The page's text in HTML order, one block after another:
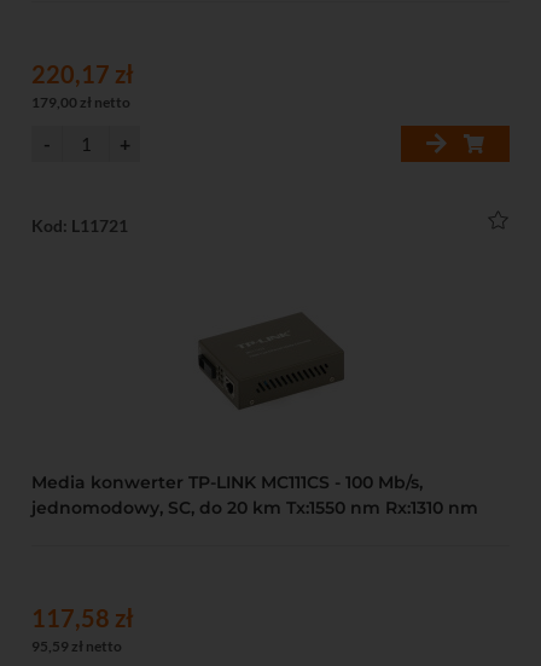
220,17 zł
179,00 zł netto
Kod: L11721
Media konwerter TP-LINK MC111CS - 100 Mb/s,
jednomodowy, SC, do 20 km Tx:1550 nm Rx:1310 nm
117,58 zł
95,59 zł netto